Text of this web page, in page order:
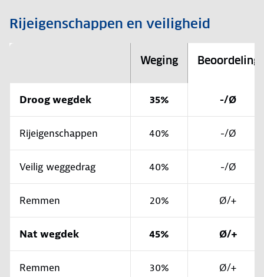
Rijeigenschappen en veiligheid
Weging Beoordeling
Droog wegdek 35% -/Ø
Rijeigenschappen 40% -/Ø
Veilig weggedrag 40% -/Ø
Remmen 20% Ø/+
Nat wegdek 45% Ø/+
Remmen 30% Ø/+